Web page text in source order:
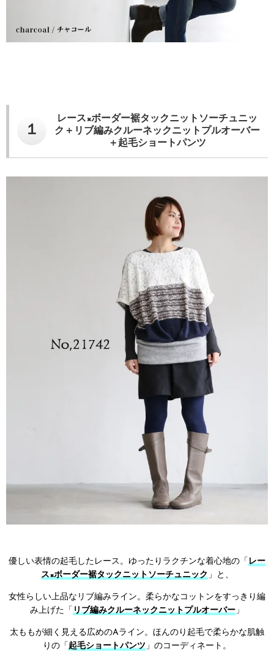
１
レース×ボーダー裾タックニットソーチュニッ
ク＋リブ編みクルーネックニットプルオーバー
＋起毛ショートパンツ
優しい表情の起毛したレース。ゆったりラクチンな着心地の「 レー
ス×ボーダー裾タックニットソーチュニック」と、
女性らしい上品なリブ編みライン。柔らかなコットンをすっきり編
み上げた「 リブ編みクルーネックニットプルオーバー 」
太ももが細く見える広めのAライン。ほんのり起毛で柔らかな肌触
りの「 起毛ショートパンツ 」のコーディネート。